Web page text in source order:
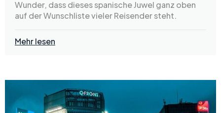
Wunder, dass dieses spanische Juwel ganz oben
auf der Wunschliste vieler Reisender steht.
Mehr lesen